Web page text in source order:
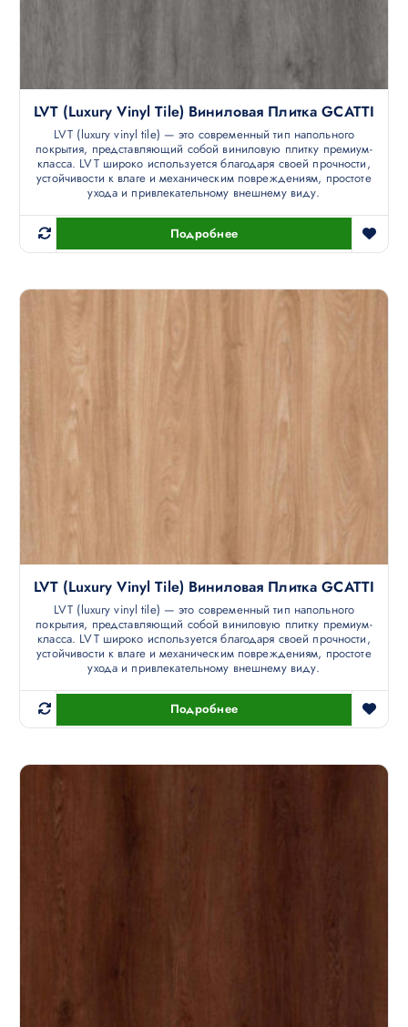
LVT (luxury Vinyl Tile) Виниловая Плитка GCATTI
LVT (luxury vinyl tile) — это современный тип напольного
покрытия, представляющий собой виниловую плитку премиум-
класса. LVT широко используется благодаря своей прочности,
устойчивости к влаге и механическим повреждениям, простоте
ухода и привлекательному внешнему виду.
Подробнее
LVT (luxury Vinyl Tile) Виниловая Плитка GCATTI
LVT (luxury vinyl tile) — это современный тип напольного
покрытия, представляющий собой виниловую плитку премиум-
класса. LVT широко используется благодаря своей прочности,
устойчивости к влаге и механическим повреждениям, простоте
ухода и привлекательному внешнему виду.
Подробнее